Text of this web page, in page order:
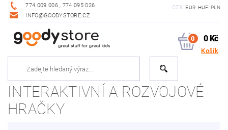
774 009 006 , 774 095 026
INFO@GOODYSTORE.CZ
CZK EUR HUF PLN
0 0 Kč
Košík
INTERAKTIVNÍ A ROZVOJOVÉ
HRAČKY